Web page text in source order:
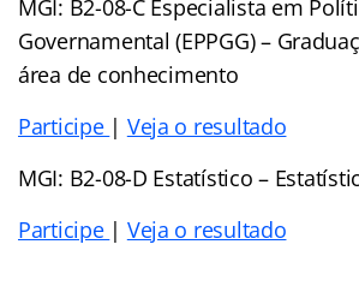
MGI: B2-08-C Especialista em
Governamental (EPPGG) –
área de conhecimento
Participe | Veja o resultado
MGI: B2-08-D Estatístico –
Participe | Veja o resultado